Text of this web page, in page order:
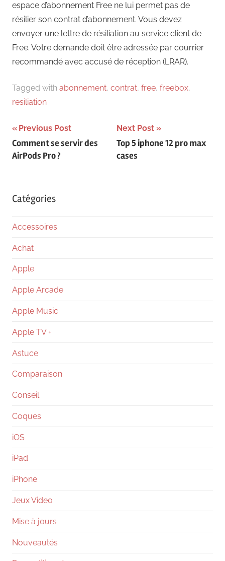
espace d’abonnement Free ne lui permet pas de
résilier son contrat d’abonnement. Vous devez
envoyer une lettre de résiliation au service client de
Free. Votre demande doit être adressée par courrier
recommandé avec accusé de réception (LRAR).
Tagged with abonnement, contrat, free, freebox,
resiliation
Navigation
de
Previous Post
Comment se servir des
AirPods Pro ?
Next Post
Top 5 iphone 12 pro max
cases
Catégories
Accessoires
Achat
Apple
Apple Arcade
Apple Music
Apple TV +
Astuce
Comparaison
Conseil
Coques
iOS
iPad
iPhone
Jeux Video
Mise à jours
Nouveautés